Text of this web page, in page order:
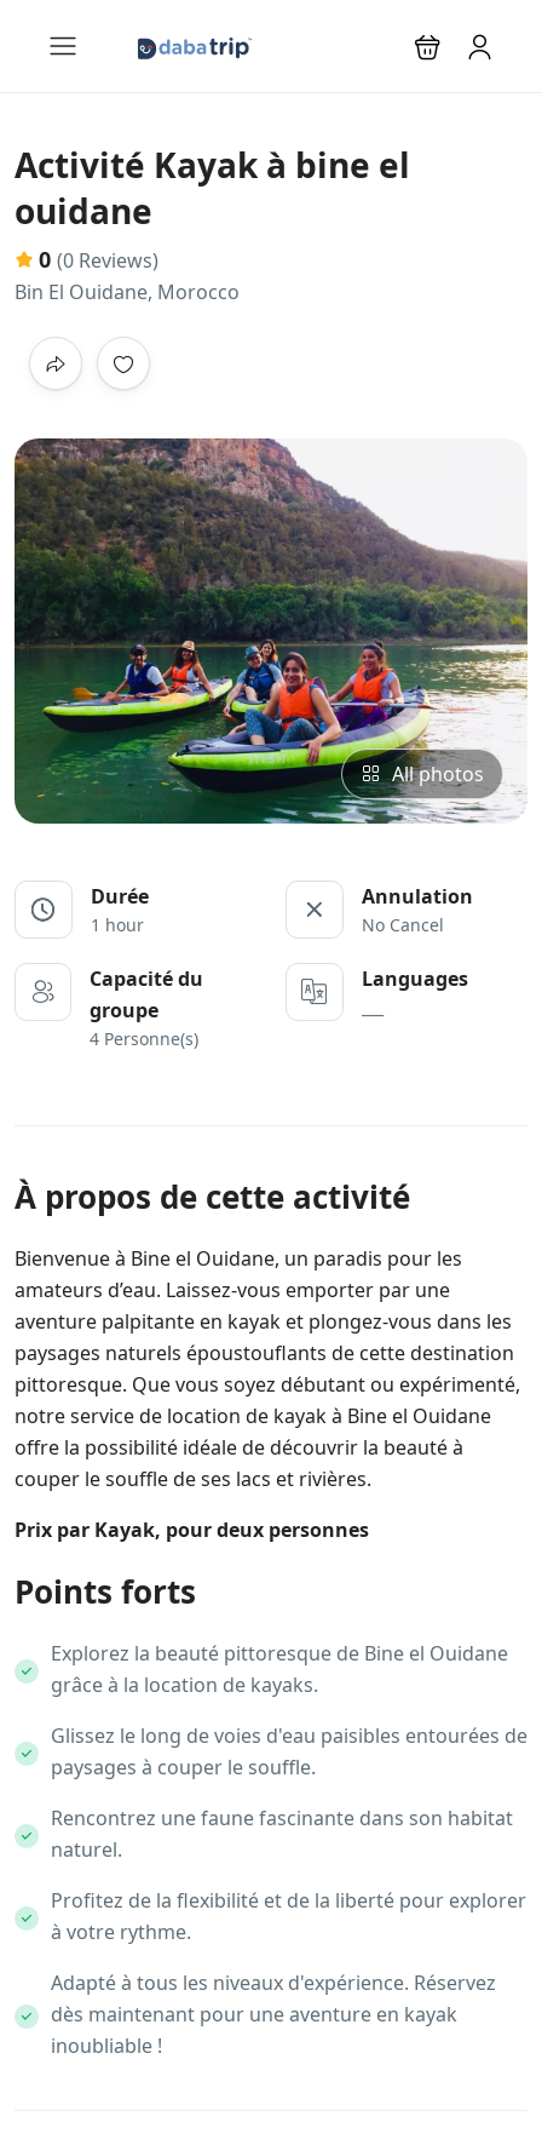
Activité Kayak à bine el
ouidane
0 (0 Reviews)
Bin El Ouidane, Morocco
All photos
Durée
1 hour
Annulation
No Cancel
Capacité du
groupe
4 Personne(s)
Languages
À propos de cette activité
Bienvenue à Bine el Ouidane, un paradis pour les
amateurs d’eau. Laissez-vous emporter par une
aventure palpitante en kayak et plongez-vous dans les
paysages naturels époustouflants de cette destination
pittoresque. Que vous soyez débutant ou expérimenté,
notre service de location de kayak à Bine el Ouidane
offre la possibilité idéale de découvrir la beauté à
couper le souffle de ses lacs et rivières.
Prix par Kayak, pour deux personnes
Points forts
Explorez la beauté pittoresque de Bine el Ouidane
grâce à la location de kayaks.
Glissez le long de voies d'eau paisibles entourées de
paysages à couper le souffle.
Rencontrez une faune fascinante dans son habitat
naturel.
Profitez de la flexibilité et de la liberté pour explorer
à votre rythme.
Adapté à tous les niveaux d'expérience. Réservez
dès maintenant pour une aventure en kayak
inoubliable !